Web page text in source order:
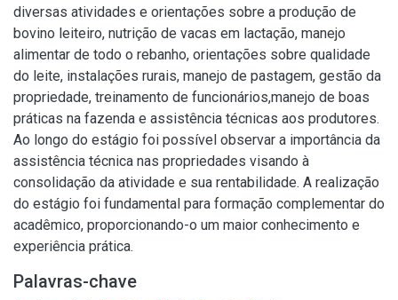
diversas atividades e orientações sobre a produção de
bovino leiteiro, nutrição de vacas em lactação, manejo
alimentar de todo o rebanho, orientações sobre qualidade
do leite, instalações rurais, manejo de pastagem, gestão da
propriedade, treinamento de funcionários,manejo de boas
práticas na fazenda e assistência técnicas aos produtores.
Ao longo do estágio foi possível observar a importância da
assistência técnica nas propriedades visando à
consolidação da atividade e sua rentabilidade. A realização
do estágio foi fundamental para formação complementar do
acadêmico, proporcionando-o um maior conhecimento e
experiência prática.
Palavras-chave